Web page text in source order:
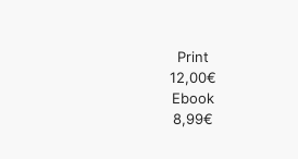
Print
12,00€
Ebook
8,99€